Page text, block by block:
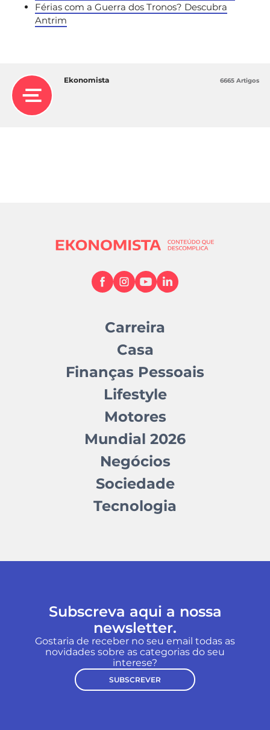
Férias com a Guerra dos Tronos? Descubra
Antrim
Ekonomista 6665 Artigos
Carreira
Casa
Finanças Pessoais
Lifestyle
Motores
Mundial 2026
Negócios
Sociedade
Tecnologia
Subscreva aqui a nossa
newsletter.
Gostaria de receber no seu email todas as
novidades sobre as categorias do seu
interese?
SUBSCREVER